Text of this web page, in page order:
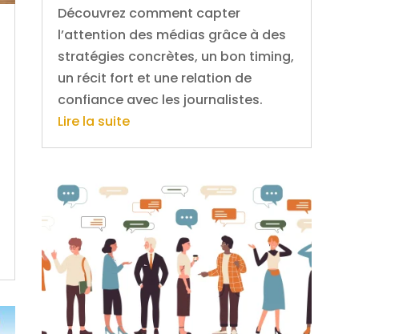
Découvrez comment capter
l’attention des médias grâce à des
stratégies concrètes, un bon timing,
un récit fort et une relation de
confiance avec les journalistes.
Lire la suite